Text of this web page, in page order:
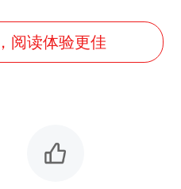
阅读体验更佳